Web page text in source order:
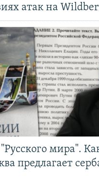
атак на
мира".
предлагает